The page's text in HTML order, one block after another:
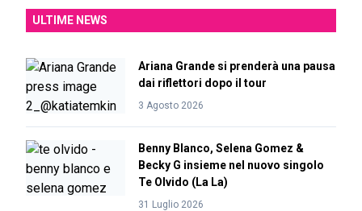
ULTIME NEWS
Ariana Grande si prenderà una pausa
dai riflettori dopo il tour
3 Agosto 2026
Benny Blanco, Selena Gomez &
Becky G insieme nel nuovo singolo
Te Olvido (La La)
31 Luglio 2026